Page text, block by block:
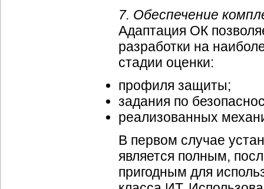
7. Обеспечение
Адаптация ОК
разработки на
стадии оценки:
профиля защиты;
задания по
реализованных
В первом случае
является полным,
пригодным для